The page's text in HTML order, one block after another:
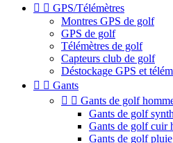
  GPS/Télémètres
Montres GPS de golf
GPS de golf
Télémètres de golf
Capteurs club de golf
Déstockage GPS et
  Gants
  Gants de golf
Gants de golf
Gants de golf cuir
Gants de golf